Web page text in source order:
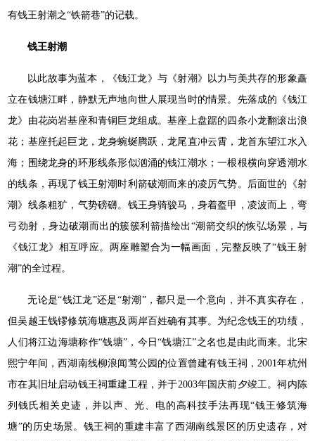
有钱王射潮之“铁箭巷”的记载。
钱王射潮
以此故事为蓝本，《钱江龙》与《射潮》以力与美共存的形象矗
立在钱塘江畔，静默无声地向世人展现当时的情景。先落成的《钱江
龙》由花岗岩基座和青铜巨龙组成。基座上盘踞的四条小龙翻滚出浪
花；基座托起巨龙，龙身蜿蜒腾跃，龙尾直冲云霄，龙首东望江水入
海；围绕龙身的环形线条形似汹涌的钱江潮水；一根根横向穿透潮水
的线条，再现了钱王射潮时利箭破潮而来的凌厉气势。后面世的《射
潮》线条粗犷，气势磅礴。钱王身骑骏马，身着盔甲，凌波而上，弯
弓劲射，身边破潮而出的簇簇利箭描绘出“潮箭交织的恢弘场景，与
《钱江龙》相互呼应。两座雕塑合为一幅画面，完整反映了“钱王射
潮”的全过程。
无论是“钱江龙”还是“射潮”，都只是一个意向，并不真实存在，
但吴越王钱镠修筑海塘惠及两岸百姓确有其事。为纪念钱王的功绩，
人们将江边海塘称作“钱塘”，今日“钱塘江”之名也是由此而来。北宋
熙宁年间，西湖南线柳浪闻莺公园的位置曾建有钱王祠，2001年杭州
市在其旧址启动钱王祠重建工程，并于2003年国庆前夕竣工。祠内陈
列钱氏相关史迹，并以声、光、电的高科技手法再现“钱王修筑海
塘”的历史场景。钱王祠的重建丰富了西湖南线景区的历史遗存，对